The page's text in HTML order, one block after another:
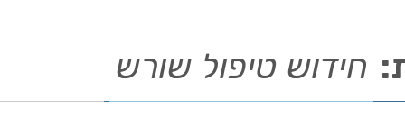
חידוש טיפול שורש